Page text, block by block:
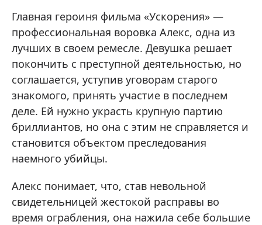
Главная героиня фильма «Ускорения» —
профессиональная воровка Алекс, одна из
лучших в своем ремесле. Девушка решает
покончить с преступной деятельностью, но
соглашается, уступив уговорам старого
знакомого, принять участие в последнем
деле. Ей нужно украсть крупную партию
бриллиантов, но она с этим не справляется и
становится объектом преследования
наемного убийцы.
Алекс понимает, что, став невольной
свидетельницей жестокой расправы во
время ограбления, она нажила себе большие